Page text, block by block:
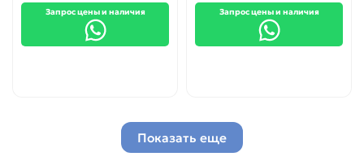
Запрос цены и наличия Запрос цены и наличия
Показать еще